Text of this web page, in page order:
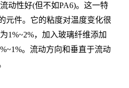
动性好(但不如PA6)。这一特
元件。它的粘度对温度变化很
1%~2%，加入玻璃纤维添加
。流动方向和垂直于流动